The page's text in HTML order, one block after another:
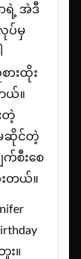
ရဲ့ အဲဒီ
ပ်မှ
းထိုး
ယ်။
တဲ့
ဆိုင်တဲ့
စီးစေ
းတယ်။
း။